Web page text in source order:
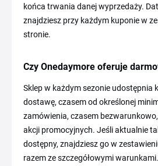
końca trwania danej wyprzedaży.
znajdziesz przy każdym kuponie w
stronie.
Czy Onedaymore oferuje
Sklep w każdym sezonie udostępnia
dostawę, czasem od określonej
zamówienia, czasem
akcji promocyjnych. Jeśli aktualnie
dostępny, znajdziesz go w
razem ze szczegółowymi warunkami.